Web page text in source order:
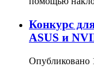
Конкурс
ASUS и
Опубликовано